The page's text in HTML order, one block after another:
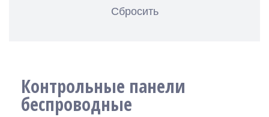
Сбросить
Контрольные панели
беспроводные